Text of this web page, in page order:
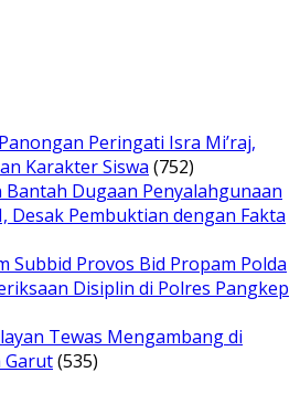
Peringati Isra Mi’raj,
Karakter Siswa (752)
Bantah Dugaan Penyalahgunaan
Desak Pembuktian dengan Fakta
Subbid Provos Bid Propam Polda
Disiplin di Polres Pangkep
Tewas Mengambang di
Garut(535)